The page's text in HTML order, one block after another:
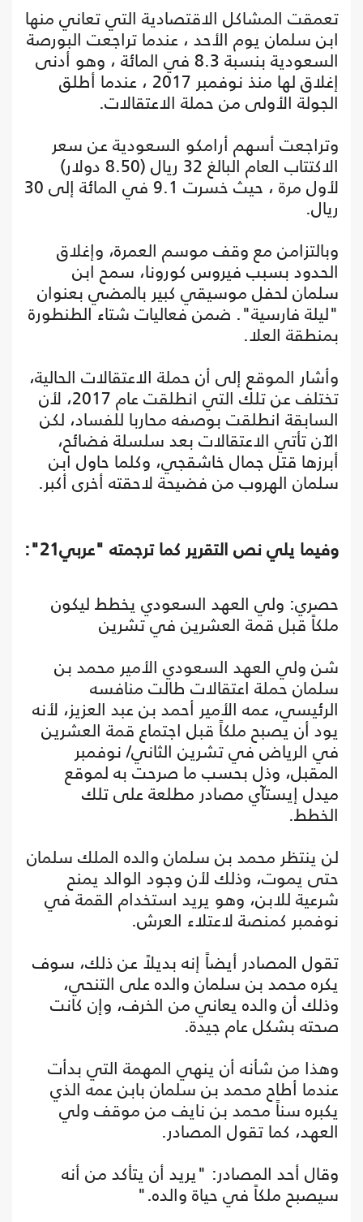
تعمقت المشاكل الاقتصادية التي تعاني منها
ابن سلمان يوم الأحد ، عندما تراجعت البورصة
السعودية بنسبة 8.3 في المائة ، وهو أدنى
إغلاق لها منذ نوفمبر 2017 ، عندما أطلق
الجولة الأولى من حملة الاعتقالات.
وتراجعت أسهم أرامكو السعودية عن سعر
الاكتتاب العام البالغ 32 ريال (8.50 دولار)
لأول مرة ، حيث خسرت 9.1 في المائة إلى 30
ريال.
وبالتزامن مع وقف موسم العمرة، وإغلاق
الحدود بسبب فيروس كورونا، سمح ابن
سلمان لحفل موسيقي كبير بالمضي بعنوان
"ليلة فارسية". ضمن فعاليات شتاء الطنطورة
بمنطقة العلا.
وأشار الموقع إلى أن حملة الاعتقالات الحالية،
تختلف عن تلك التي انطلقت عام 2017، لأن
السابقة انطلقت بوصفه محاربا للفساد، لكن
الآن تأتي الاعتقالات بعد سلسلة فضائح،
أبرزها قتل جمال خاشقجي، وكلما حاول ابن
سلمان الهروب من فضيحة لاحقته أخرى أكبر.
وفيما يلي نص التقرير كما ترجمته "عربي21":
حصري: ولي العهد السعودي يخطط ليكون
ملكاً قبل قمة العشرين في تشرين
شن ولي العهد السعودي الأمير محمد بن
سلمان حملة اعتقالات طالت منافسه
الرئيسي، عمه الأمير أحمد بن عبد العزيز، لأنه
يود أن يصبح ملكاً قبل اجتماع قمة العشرين
في الرياض في تشرين الثاني/ نوفمبر
المقبل، وذل بحسب ما صرحت به لموقع
ميدل إيستآي مصادر مطلعة على تلك
الخطط.
لن ينتظر محمد بن سلمان والده الملك سلمان
حتى يموت، وذلك لأن وجود الوالد يمنح
شرعية للابن، وهو يريد استخدام القمة في
نوفمبر كمنصة لاعتلاء العرش.
تقول المصادر أيضاً إنه بديلاً عن ذلك، سوف
يكره محمد بن سلمان والده على التنحي،
وذلك أن والده يعاني من الخرف، وإن كانت
صحته بشكل عام جيدة.
وهذا من شأنه أن ينهي المهمة التي بدأت
عندما أطاح محمد بن سلمان بابن عمه الذي
يكبره سناً محمد بن نايف من موقف ولي
العهد، كما تقول المصادر.
وقال أحد المصادر: "يريد أن يتأكد من أنه
سيصبح ملكاً في حياة والده."